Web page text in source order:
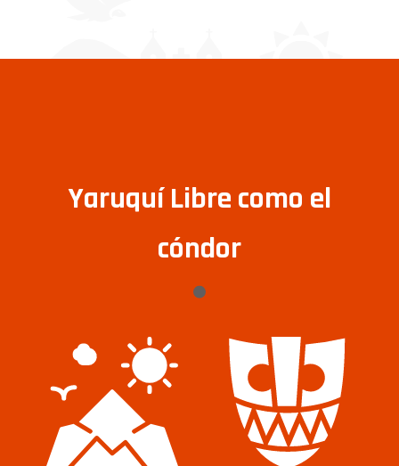
Yaruquí Libre como el
cóndor